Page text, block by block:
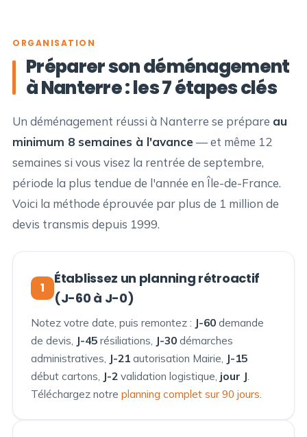
ORGANISATION
Préparer son déménagement
à Nanterre : les 7 étapes clés
Un déménagement réussi à Nanterre se prépare au
minimum 8 semaines à l'avance— et même 12
semaines si vous visez la rentrée de septembre,
période la plus tendue de l'année en Île-de-France.
Voici la méthode éprouvée par plus de 1 million de
devis transmis depuis 1999.
1
Établissez un planning rétroactif
(J-60 à J-0)
Notez votre date, puis remontez : J-60 demande
de devis, J-45 résiliations, J-30 démarches
administratives, J-21 autorisation Mairie, J-15
début cartons, J-2 validation logistique, jour J
Téléchargez notre planning complet sur 90 jours